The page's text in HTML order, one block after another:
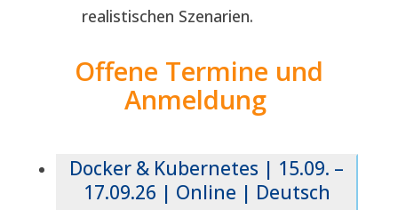
realistischen Szenarien.
Offene Termine und
Anmeldung
Docker & Kubernetes | 15.09. –
17.09.26 | Online | Deutsch